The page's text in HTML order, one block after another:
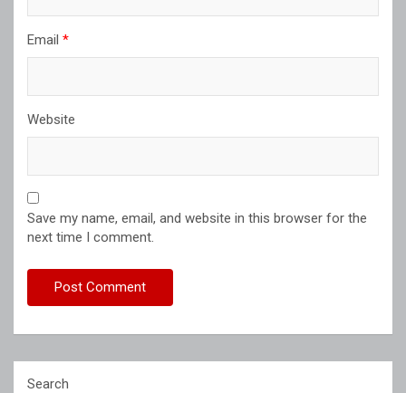
Email *
Website
Save my name, email, and website in this browser for the
next time I comment.
Search